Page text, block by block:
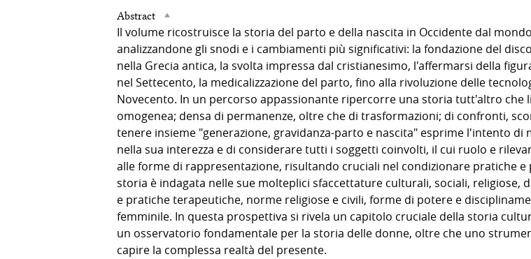
documento
Abstract
Il volume ricostruisce la storia del parto e della nascita in Occidente dal
analizzandone gli snodi e i cambiamenti più significativi: la fondazione del
nella Grecia antica, la svolta impressa dal cristianesimo, l'affermarsi della
nel Settecento, la medicalizzazione del parto, fino alla rivoluzione delle
Novecento. In un percorso appassionante ripercorre una storia tutt'altro che
omogenea; densa di permanenze, oltre che di trasformazioni; di confronti,
tenere insieme "generazione, gravidanza-parto e nascita" esprime l'intento di
nella sua interezza e di considerare tutti i soggetti coinvolti, il cui ruolo e
alle forme di rappresentazione, risultando cruciali nel condizionare pratiche e
storia è indagata nelle sue molteplici sfaccettature culturali, sociali, religiose,
e pratiche terapeutiche, norme religiose e civili, forme di potere e
femminile. In questa prospettiva si rivela un capitolo cruciale della storia
un osservatorio fondamentale per la storia delle donne, oltre che uno
capire la complessa realtà del presente.